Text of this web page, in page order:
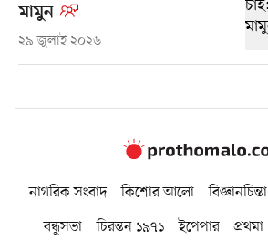
মামুন
২৯ জুলাই ২০২৬
নাগরিক সংবাদ কিশোর আলো বিজ্ঞানচিন্তা
বন্ধুসভা
চিরন্তন ১৯৭১ ইপেপার প্রথমা